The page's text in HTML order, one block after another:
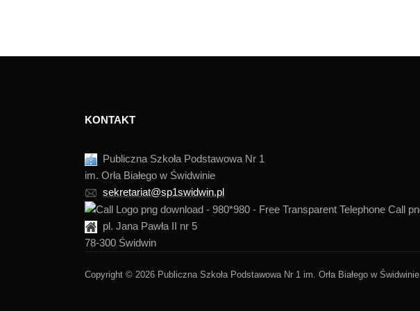
KONTAKT
Publiczna Szkoła Podstawowa Nr 1
im. Orła Białego w Świdwinie
sekretariat@sp1swidwin.pl
pl. Jana Pawła II nr 5
78-300 Świdwin
Copyright © 2026 Publiczna Szkoła Podstawowa Nr 1 im. Orła Białego w Świdwinie